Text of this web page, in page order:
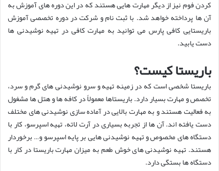
کردن فوم نیز از دیگر مهارت هایی هستند که در این دوره های آموزش به
آن ها پرداخته خواهد شد. با ثبت نام و شرکت در دوره تخصصی آموزش
باریستایی کافی پارس می توانید به مهارت کافی در تهیه نوشیدنی ها
دست یابید.
باریستا کیست؟
باریستا شخصی است که در زمینه تهیه و سرو نوشیدنی های گرم و سرد،
تخصص و مهارت بسیار دارد. باریستاها معمولاً در کافه ها و هتل ها مشغول
به فعالیت هستند و به مهارت‌ بالایی در آماده سازی نوشیدنی های مختلف
دست یافته اند. آن ها از تجربه بسیاری در آرت لاته، تهیه اسپرسو، کار با
دستگاه های مخصوص و تهیه نوشیدنی هایی بر پایه اسپرسو و… برخوردار
هستند. تهیه نوشیدنی های خوش طعم به میزان مهارت باریستا در کار با
دستگاه ها بستگی دارد.